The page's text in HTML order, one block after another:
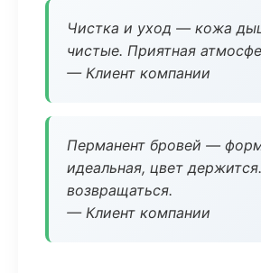
Чистка и уход — кожа
чистые. Приятная
— Клиент компании
Перманент бровей —
идеальная, цвет
возвращаться.
— Клиент компании